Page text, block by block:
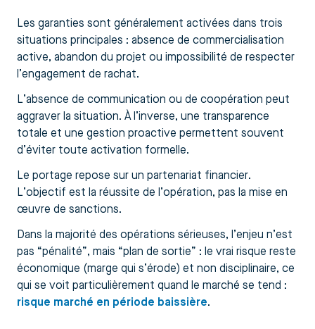
Les garanties sont généralement activées dans trois
situations principales : absence de commercialisation
active, abandon du projet ou impossibilité de respecter
l’engagement de rachat.
L’absence de communication ou de coopération peut
aggraver la situation. À l’inverse, une transparence
totale et une gestion proactive permettent souvent
d’éviter toute activation formelle.
Le portage repose sur un partenariat financier.
L’objectif est la réussite de l’opération, pas la mise en
œuvre de sanctions.
Dans la majorité des opérations sérieuses, l’enjeu n’est
pas “pénalité”, mais “plan de sortie” : le vrai risque reste
économique (marge qui s’érode) et non disciplinaire, ce
qui se voit particulièrement quand le marché se tend :
risque marché en période baissière.